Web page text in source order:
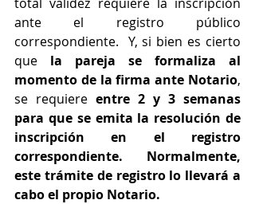
ante el registro público
correspondiente.  Y, si bien es cierto
que la pareja se formaliza al
momento de la firma ante Notario,
se requiere entre 2 y 3 semanas
para que se emita la resolución de
inscripción en el registro
correspondiente. Normalmente,
este trámite de registro lo llevará a
cabo el propio Notario.